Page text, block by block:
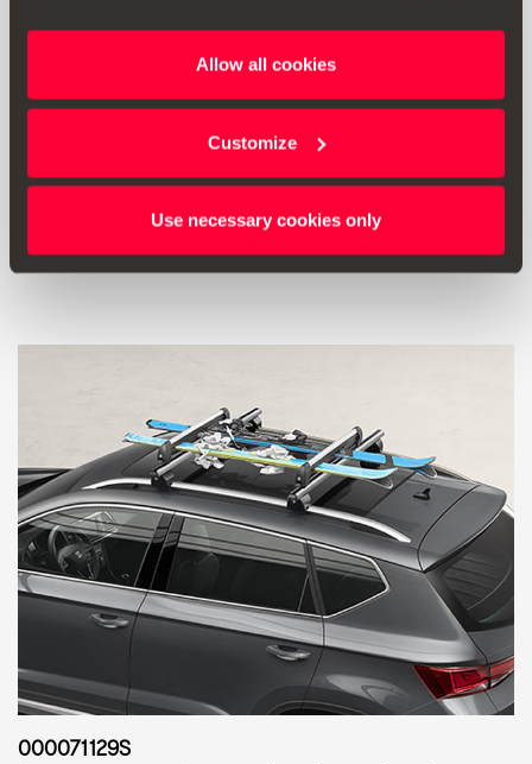
Allow all cookies
Customize
Use necessary cookies only
Suporte para esquis e pranchas de snowboard, 6 pares
Aceder ao produto
000071129S